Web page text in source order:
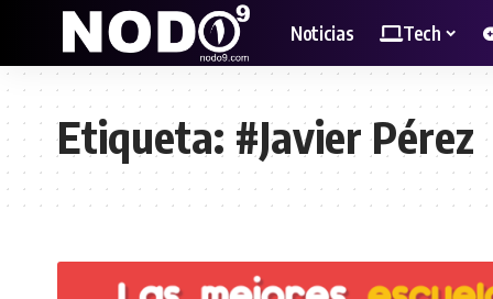
Noticias Tech
Etiqueta: #Javier Pérez